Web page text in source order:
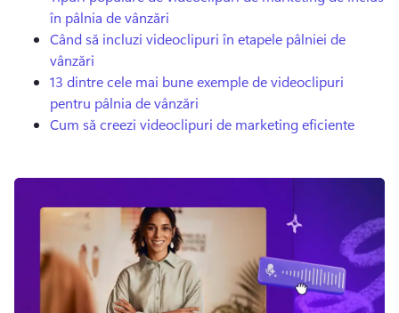
în pâlnia de vânzări
Când să incluzi videoclipuri în etapele pâlniei de
vânzări
13 dintre cele mai bune exemple de videoclipuri
pentru pâlnia de vânzări
Cum să creezi videoclipuri de marketing eficiente